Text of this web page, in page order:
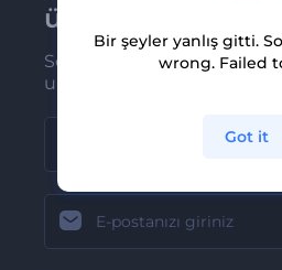
üye olun
Son haber ve tekliflerimiz
ulaşsın
Bir şeyler yanlış gitti.
wrong. Failed
Got it